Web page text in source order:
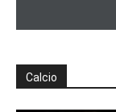
Calcio